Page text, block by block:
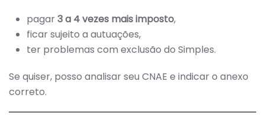
pagar3 a 4 vezes mais imposto,
ficar sujeito a autuações,
ter problemas com exclusão do Simples.
Se quiser, posso analisar seu CNAE e indicar o anexo
correto.